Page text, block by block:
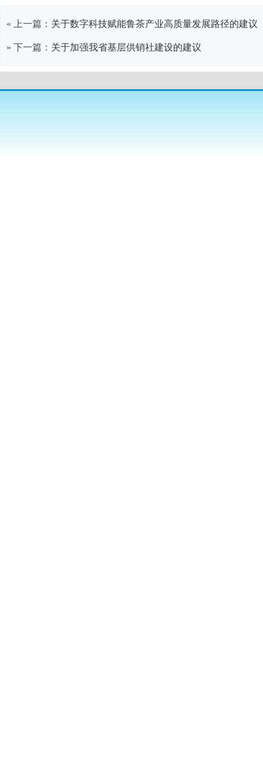
« 上一篇： 关于数字科技赋能鲁茶产业高质量发展路径的建议
» 下一篇： 关于加强我省基层供销社建设的建议